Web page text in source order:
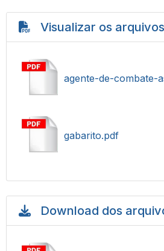
Visualizar os
agente-de-combate-
gabarito.pdf
Download dos